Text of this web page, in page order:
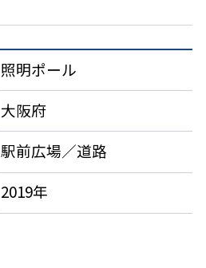
照明ポール
大阪府
駅前広場／道路
2019年